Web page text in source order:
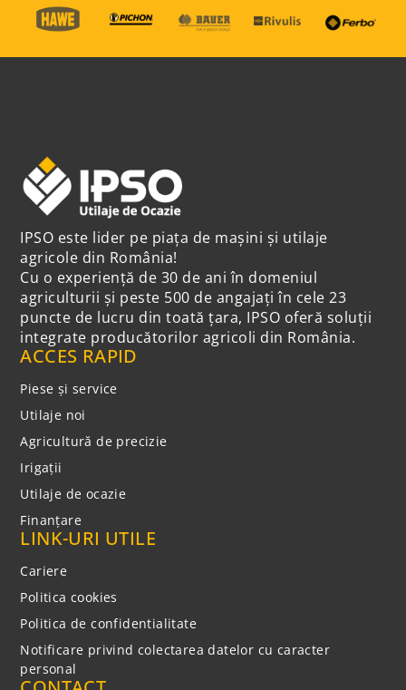
IPSO este lider pe piața de mașini și utilaje
agricole din România!
Cu o experiență de 30 de ani în domeniul
agriculturii și peste 500 de angajați în cele 23
puncte de lucru din toată țara, IPSO oferă soluții
integrate producătorilor agricoli din România.
ACCES RAPID
Piese și service
Utilaje noi
Agricultură de precizie
Irigații
Utilaje de ocazie
Finanțare
LINK-URI UTILE
Cariere
Politica cookies
Politica de confidentialitate
Notificare privind colectarea datelor cu caracter
personal